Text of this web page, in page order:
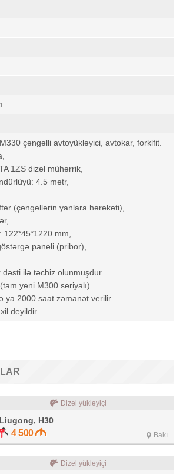
çəngəlli avtoyükləyici, avtokar, forklfit.
1ZS dizel mühərrik,
4.5 metr,
(çəngəllərin yanlara hərəkəti),
mm,
paneli (pribor),
ilə təchiz olunmuşdur.
yeni M300 seriyalı).
ya 2000 saat zəmanət verilir.
deyildir.
Dizel yükləyiçi
Liugong, H30
4 500 Bakı
Dizel yükləyiçi